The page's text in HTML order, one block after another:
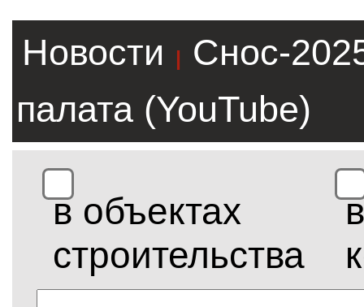
Новости |
Снос-
палата (YouTube)
в объектах
строительства
в